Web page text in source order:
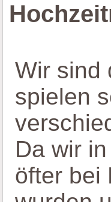
Wir sind
spielen
Da wir
öfter bei